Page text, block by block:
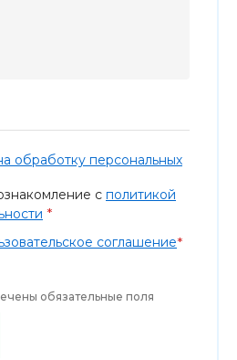
обработку персональных
с политикой
*
соглашение*
обязательные поля